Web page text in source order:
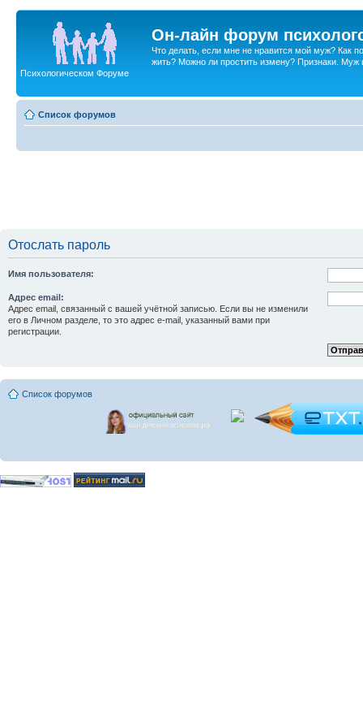
Он-лайн форум
Что делать, если мне не нравится мой муж? Как
жить? Можно ли простить измену? Признаки. Муж
Психологическом Форуме
Список форумов
Отослать пароль
Имя пользователя:
Адрес email:
Адрес email, связанный с вашей учётной записью. Если вы не изменили
его в Личном разделе, то это адрес e-mail, указанный вами при
регистрации.
Список форумов